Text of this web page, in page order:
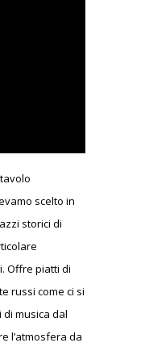
scelto in
storici di
Offre piatti di
russi come ci si
musica dal
l’atmosfera da